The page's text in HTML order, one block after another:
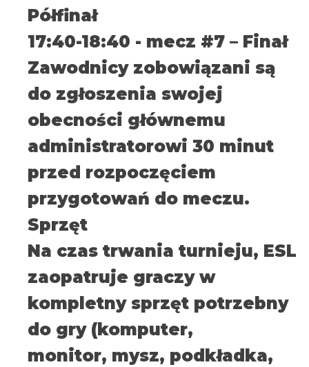
Półfinał
17:40-18:40 - mecz #7 – Finał
Zawodnicy zobowiązani są
do zgłoszenia swojej
obecności głównemu
administratorowi 30 minut
przed rozpoczęciem
przygotowań do meczu.
Sprzęt
Na czas trwania turnieju, ESL
zaopatruje graczy w
kompletny sprzęt potrzebny
do gry (komputer,
monitor, mysz, podkładka,